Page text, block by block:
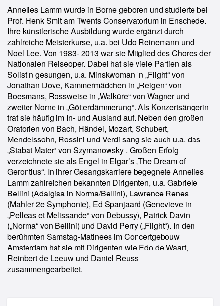
Annelies Lamm wurde in Borne geboren und studierte bei
Prof. Henk Smit am Twents Conservatorium in Enschede.
Ihre künstlerische Ausbildung wurde ergänzt durch
zahlreiche Meisterkurse, u.a. bei Udo Reinemann und
Noel Lee. Von 1983- 2013 war sie Mitglied des Chores der
Nationalen Reiseoper. Dabei hat sie viele Partien als
Solistin gesungen, u.a. Minskwoman in „Flight“ von
Jonathan Dove, Kammermädchen in „Reigen“ von
Boesmans, Rossweise in „Walküre“ von Wagner und
zweiter Norne in „Götterdämmerung“. Als Konzertsängerin
trat sie häufig im In- und Ausland auf. Neben den großen
Oratorien von Bach, Händel, Mozart, Schubert,
Mendelssohn, Rossini und Verdi sang sie auch u.a. das
„Stabat Mater“ von Szymanowsky . Großen Erfolg
verzeichnete sie als Engel in Elgar’s „The Dream of
Gerontius“. In ihrer Gesangskarriere begegnete Annelies
Lamm zahlreichen bekannten Dirigenten, u.a. Gabriele
Bellini (Adalgisa in Norma/Bellini), Lawrence Renes
(Mahler 2e Symphonie), Ed Spanjaard (Genevieve in
„Pelleas et Melissande“ von Debussy), Patrick Davin
(„Norma“ von Bellini) und David Perry („Flight“). In den
berühmten Samstag-Matinees im Concertgebouw
Amsterdam hat sie mit Dirigenten wie Edo de Waart,
Reinbert de Leeuw und Daniel Reuss
zusammengearbeitet.